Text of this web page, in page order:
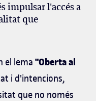
impulsar l'accés a
que
el lema "Oberta al
i d'intencions,
que no només